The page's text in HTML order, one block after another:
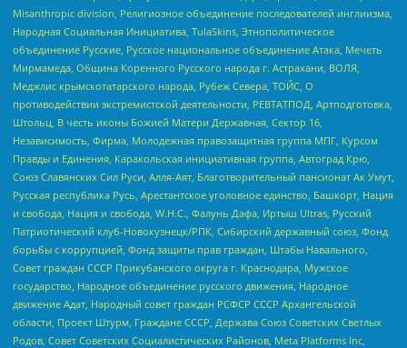
Misanthropic division, Религиозное объединение последователей инглиизма,
Народная Социальная Инициатива, TulaSkins, Этнополитическое
объединение Русские, Русское национальное объединение Атака, Мечеть
Мирмамеда, Община Коренного Русского народа г. Астрахани, ВОЛЯ,
Меджлис крымскотатарского народа, Рубеж Севера, ТОЙС, О
противодействии экстремистской деятельности, РЕВТАТПОД, Артподготовка,
Штольц, В честь иконы Божией Матери Державная, Сектор 16,
Независимость, Фирма, Молодежная правозащитная группа МПГ, Курсом
Правды и Единения, Каракольская инициативная группа, Автоград Крю,
Союз Славянских Сил Руси, Алля-Аят, Благотворительный пансионат Ак Умут,
Русская республика Русь, Арестантское уголовное единство, Башкорт, Нация
и свобода, Нация и свобода, W.H.С., Фалунь Дафа, Иртыш Ultras, Русский
Патриотический клуб-Новокузнецк/РПК, Сибирский державный союз, Фонд
борьбы с коррупцией, Фонд защиты прав граждан, Штабы Навального,
Совет граждан СССР Прикубанского округа г. Краснодара, Мужское
государство, Народное объединение русского движения, Народное
движение Адат, Народный совет граждан РСФСР СССР Архангельской
области, Проект Штурм, Граждане СССР, Держава Союз Советских Светлых
Родов, Совет Советских Социалистических Районов, Meta Platforms Inc,